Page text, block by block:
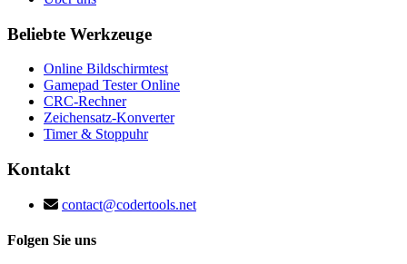
Beliebte Werkzeuge
Online Bildschirmtest
Gamepad Tester Online
CRC-Rechner
Zeichensatz-Konverter
Timer & Stoppuhr
Kontakt
contact@codertools.net
Folgen Sie uns